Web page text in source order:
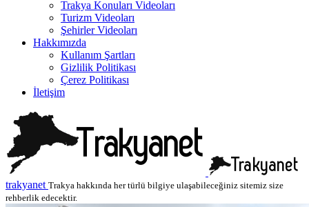
Trakya Konuları Videoları
Turizm Videoları
Şehirler Videoları
Hakkımızda
Kullanım Şartları
Gizlilik Politikası
Çerez Politikası
İletişim
trakyanet Trakya hakkında her türlü bilgiye ulaşabileceğiniz sitemiz size
rehberlik edecektir.